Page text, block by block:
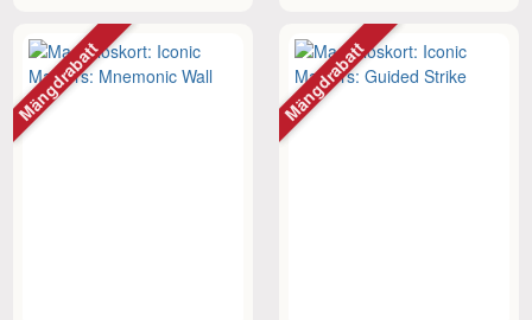
Mängdrabatt Mängdrabatt